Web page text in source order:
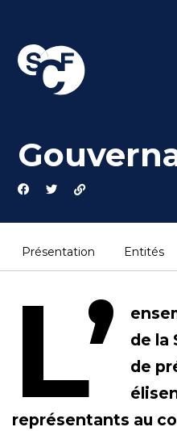
content
Présentation Entités
L’
de la
de
représentants au